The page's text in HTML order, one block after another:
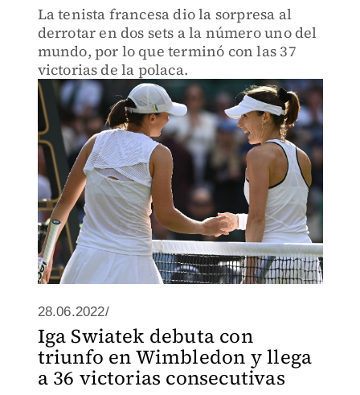
La tenista francesa dio la sorpresa al
derrotar en dos sets a la número uno del
mundo, por lo que terminó con las 37
victorias de la polaca.
28.06.2022/
Iga Swiatek debuta con
triunfo en Wimbledon y llega
a 36 victorias consecutivas